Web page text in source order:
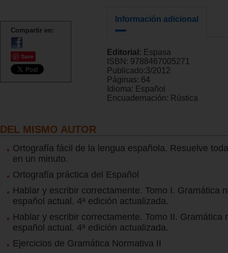
Compartir en:
Save
Información adicional
Editorial: Espasa
ISBN: 9788467005271
Publicado:3/2012
Páginas: 64
Idioma: Español
Encuadernación: Rústica
DEL MISMO AUTOR
Ortografía fácil de la lengua española. Resuelve
en un minuto.
Ortografía práctica del Español
Hablar y escribir correctamente. Tomo I. Gramática
español actual. 4ª edición actualizada.
Hablar y escribir correctamente. Tomo II. Gramática
español actual. 4ª edición actualizada.
Ejercicios de Gramática Normativa II